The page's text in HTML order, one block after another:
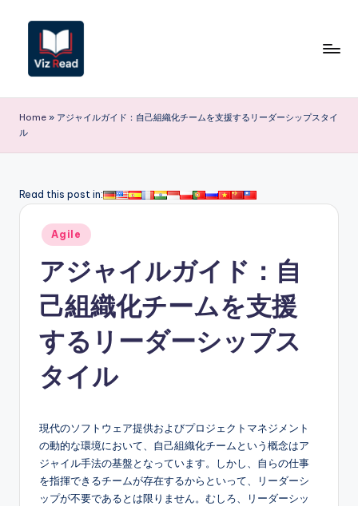
content
iz
a
A
Home » アジャイルガイド：自己組織化チームを支援するリーダーシップスタイ
ル
Read this post in:
Posted
in
Agile
アジャイルガイド：自
己組織化チームを支援
するリーダーシップス
タイル
現代のソフトウェア提供およびプロジェクトマネジメント
の動的な環境において、自己組織化チームという概念はア
ジャイル手法の基盤となっています。しかし、自らの仕事
を指揮できるチームが存在するからといって、リーダーシ
ップが不要であるとは限りません。むしろ、リーダーシッ